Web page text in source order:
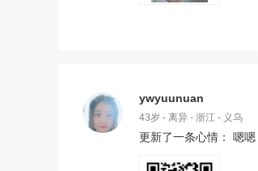
ywyuunuan
43岁 - 离异 - 浙江 - 义乌
更新了一条心情： 嗯嗯